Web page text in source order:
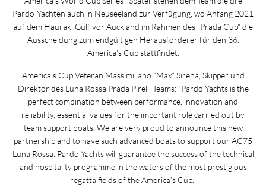
Pardo-Yachten auch in Neuseeland zur Verfügung, wo Anfang 2021
auf dem Hauraki Gulf vor Auckland im Rahmen des "Prada Cup" die
Ausscheidung zum endgültigen Herausforderer für den 36.
America's Cup stattfindet.
America's Cup Veteran Massimiliano “Max” Sirena, Skipper und
Direktor des Luna Rossa Prada Pirelli Teams: “Pardo Yachts is the
perfect combination between performance, innovation and
reliability, essential values for the important role carried out by
team support boats. We are very proud to announce this new
partnership and to have such advanced boats to support our AC75
Luna Rossa. Pardo Yachts will guarantee the success of the technical
and hospitality programme in the waters of the most prestigious
regatta fields of the America’s Cup.”